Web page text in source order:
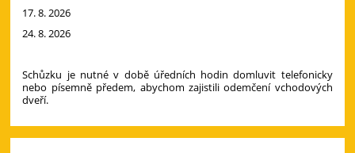
17. 8. 2026
24. 8. 2026
Schůzku je nutné v době úředních hodin domluvit telefonicky
nebo písemně předem, abychom zajistili odemčení vchodových
dveří.